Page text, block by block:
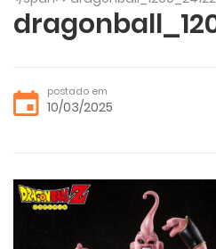
postado em
10/03/2025